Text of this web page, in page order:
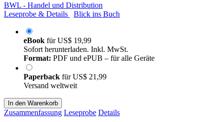
BWL - Handel und Distribution
Leseprobe & Details
Blick ins Buch
eBook fürUS$ 19,99
Sofort herunterladen. Inkl. MwSt.
Format: PDF und ePUB – für alle Geräte
Paperback fürUS$ 21,99
Versand weltweit
In den Warenkorb
Zusammenfassung Leseprobe Details